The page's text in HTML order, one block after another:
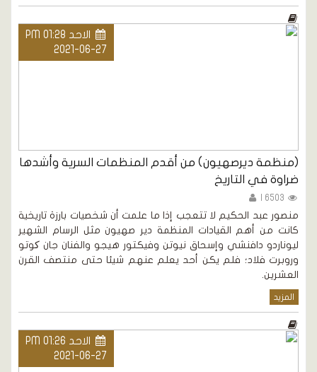
الاحد PM 01:28
2021-06-27
(منظمة ديرصهيون) من أقدم المنظمات السرية وأشدها
ضراوة في التاريخ
منصور عبد الحكيم لا تتعجب إذا ما علمت أن شخصيات بارزة تاريخية
كانت من أهم القيادات المنظمة دير صهيون مثل الرسام الشهير
ليوناردو دافنشي وإسحاق نيوتن وفيكتور هيجو والفنان جان کوتو
وروبرت فلاد؛ فلم يكن أحد يعلم عنهم شيئا حتى منتصف القرن
العشرين.
المزيد
الاحد PM 01:26
2021-06-27